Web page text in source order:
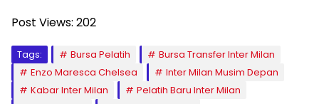
Post Views: 202
Tags: Bursa Pelatih
Bursa Transfer Inter Milan
Enzo Maresca Chelsea
Inter Milan Musim Depan
Kabar Inter Milan
Pelatih Baru Inter Milan